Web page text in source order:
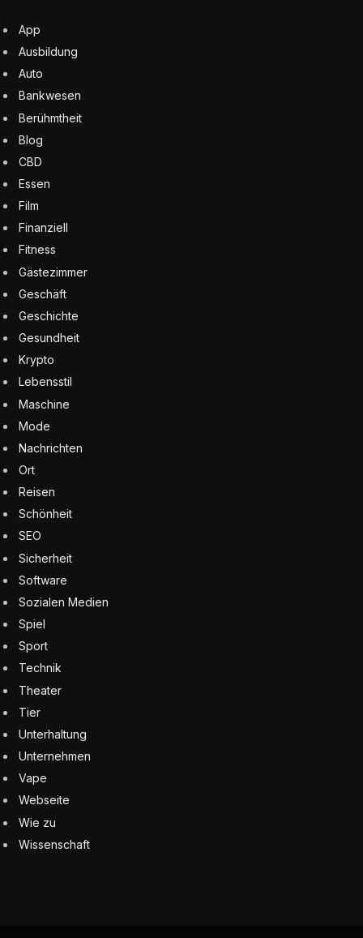
App
Ausbildung
Auto
Bankwesen
Berühmtheit
Blog
CBD
Essen
Film
Finanziell
Fitness
Gästezimmer
Geschäft
Geschichte
Gesundheit
Krypto
Lebensstil
Maschine
Mode
Nachrichten
Ort
Reisen
Schönheit
SEO
Sicherheit
Software
Sozialen Medien
Spiel
Sport
Technik
Theater
Tier
Unterhaltung
Unternehmen
Vape
Webseite
Wie zu
Wissenschaft